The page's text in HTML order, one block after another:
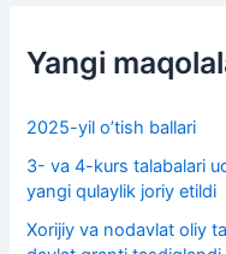
Yangi
2025-yil o’tish ballari
3- va 4-kurs talabalari
yangi qulaylik joriy etildi
Xorijiy va nodavlat oliy